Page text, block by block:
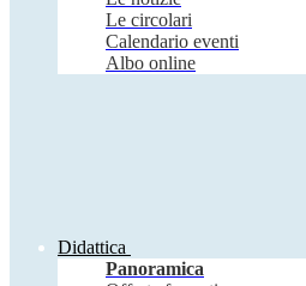
Le circolari
Calendario eventi
Albo online
Didattica
Panoramica